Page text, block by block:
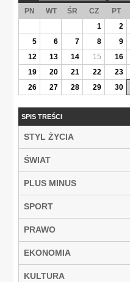
PN WT ŚR CZ PT
1
2
5
6 7 8 9
12
13 14 15 16
19
20 21 22 23
26
27 28 29 30
SPIS TREŚCI
STYL ŻYCIA
ŚWIAT
PLUS MINUS
SPORT
PRAWO
EKONOMIA
KULTURA